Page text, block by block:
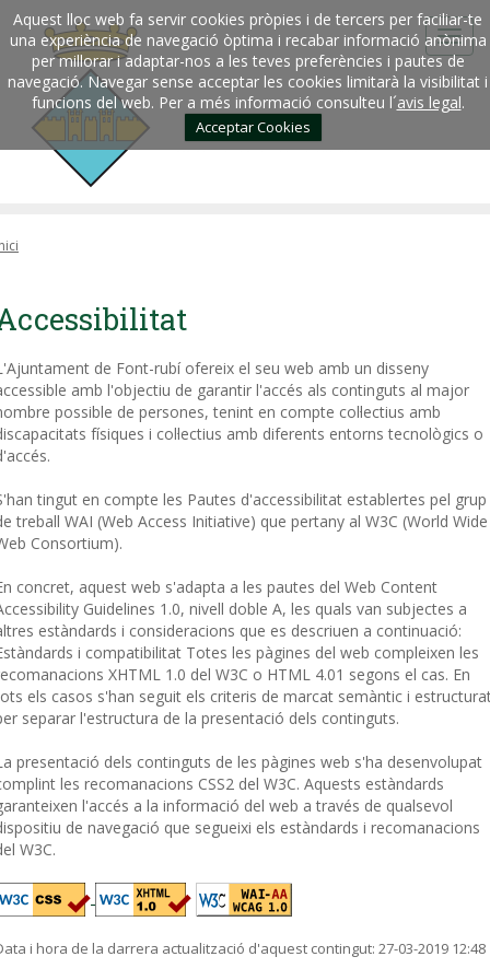
Aquest lloc web fa servir cookies pròpies i de tercers per faciliar-te
una experiència de navegació òptima i recabar informació anònima
per millorar i adaptar-nos a les teves preferències i pautes de
navegació. Navegar sense acceptar les cookies limitarà la visibilitat i
funcions del web. Per a més informació consulteu l´avis legal.
Acceptar Cookies
de Font-rubí ofereix el seu web amb un disseny
amb l'objectiu de garantir l'accés als continguts al major
possible de persones, tenint en compte col·lectius amb
fí­siques i col·lectius amb diferents entorns tecnològics o
tingut en compte les Pautes d'accessibilitat establertes pel grup
treball WAI (Web Access Initiative) que pertany al W3C (World Wide
Consortium).
concret, aquest web s'adapta a les pautes del Web Content
Guidelines 1.0, nivell doble A, les quals van subjectes a
estàndards i consideracions que es descriuen a continuació:
i compatibilitat Totes les pàgines del web compleixen les
XHTML 1.0 del W3C o HTML 4.01 segons el cas. En
els casos s'han seguit els criteris de marcat semàntic i
separar l'estructura de la presentació dels continguts.
presentació dels continguts de les pàgines web s'ha desenvolupat
les recomanacions CSS2 del W3C. Aquests estàndards
l'accés a la informació del web a través de qualsevol
de navegació que segueixi els estàndards i recomanacions
W3C.
i hora de la darrera actualització d'aquest contingut: 27-03-2019 12:48